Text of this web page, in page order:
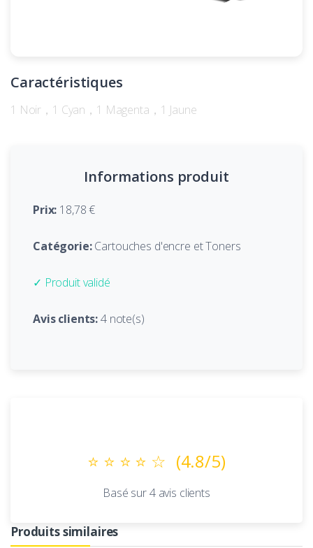
Caractéristiques
1 Noir，1 Cyan，1 Magenta，1 Jaune
Informations produit
Prix: 18,78 €
Catégorie:Cartouches d'encre et Toners
✓ Produit validé
Avis clients:4 note(s)
⭐ ⭐ ⭐ ⭐ ☆ (4.8/5)
Basé sur 4 avis clients
Produits similaires